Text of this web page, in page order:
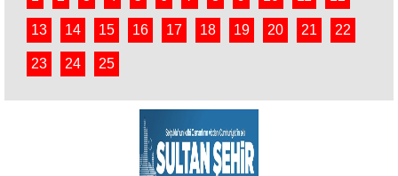
13 14 15 16 17 18 19 20 21 22
23 24 25